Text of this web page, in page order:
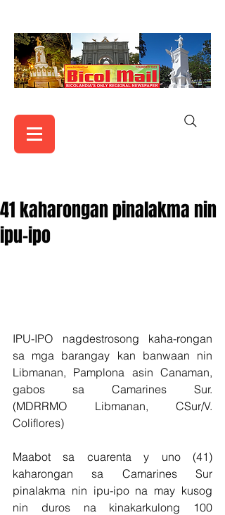
41 kaharongan pinalakma nin
ipu-ipo
IPU-IPO nagdestrosong kaha-rongan
sa mga barangay kan banwaan nin
Libmanan, Pamplona asin Canaman,
gabos sa Camarines Sur.
(MDRRMO Libmanan, CSur/V.
Coliflores)
Maabot sa cuarenta y uno (41)
kaharongan sa Camarines Sur
pinalakma nin ipu-ipo na may kusog
nin duros na kinakarkulong 100